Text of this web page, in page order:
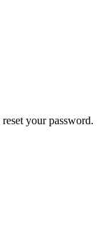
your password.